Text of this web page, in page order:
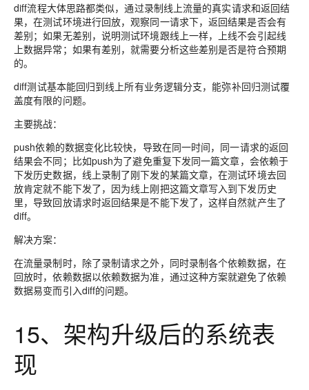
diff流程大体思路都类似，通过录制线上流量的真实请求和返回结
果，在测试环境进行回放，观察同一请求下，返回结果是否会有
差别；如果无差别，说明测试环境跟线上一样，上线不会引起线
上数据异常；如果有差别，就需要分析这些差别是否是符合预期
的。
diff测试基本能回归到线上所有业务逻辑分支，能弥补回归测试覆
盖度有限的问题。
主要挑战：
push依赖的数据变化比较快，导致在同一时间，同一请求的返回
结果会不同；比如push为了避免重复下发同一篇文章，会依赖于
下发历史数据，线上录制了刚下发的某篇文章，在测试环境去回
放肯定就不能下发了，因为线上刚把这篇文章写入到下发历史
里，导致回放请求时返回结果是不能下发了，这样自然就产生了
diff。
解决方案：
在流量录制时，除了录制请求之外，同时录制各个依赖数据，在
回放时，依赖数据以依赖数据为准，通过这种方案就避免了依赖
数据易变而引入diff的问题。
15、架构升级后的系统表
现